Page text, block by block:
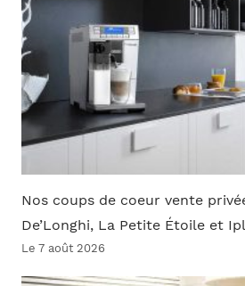
Nos coups de coeur vente
De’Longhi, La Petite Étoile et
Le 7 août 2026